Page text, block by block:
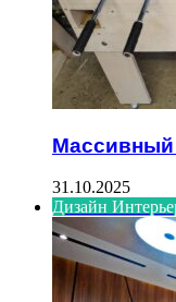
Массивный
31.10.2025
Дизайн